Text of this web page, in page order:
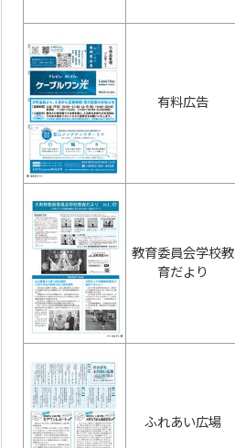
有料広告
教育委員会学校教
育だより
ふれあい広場